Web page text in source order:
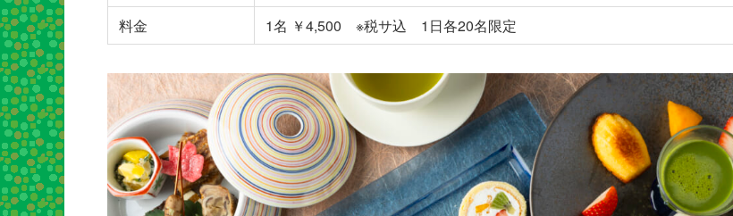
料金
1名 ￥4,500 ※税サ込 1日各20名限定